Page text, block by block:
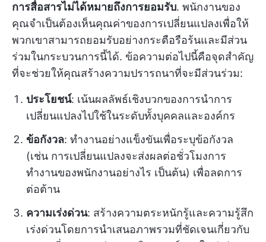
การสื่อสารไม่ได้หมายถึงการยอมรับ. พนักงานของ
คุณจำเป็นต้องเห็นคุณค่าของการเปลี่ยนแปลงเพื่อให้
พวกเขาสามารถยอมรับอย่างกระตือรือร้นและมีส่วน
ร่วมในกระบวนการนี้ได้. ข้อความต่อไปนี้คือจุดสำคัญ
ที่จะช่วยให้คุณสร้างความปรารถนาที่จะมีส่วนร่วม:
ประโยชน์: เน้นผลลัพธ์เชิงบวกของการนำการ
เปลี่ยนแปลงไปใช้ในระดับทั้งบุคคลและองค์กร
ข้อกังวล: ทำงานอย่างแข็งขันเพื่อระบุข้อกังวล
(เช่น การเปลี่ยนแปลงจะส่งผลต่อชั่วโมงการ
ทำงานของพนักงานอย่างไร เป็นต้น) เพื่อลดการ
ต่อต้าน
ความเร่งด่วน: สร้างความตระหนักรู้และความรู้สึก
เร่งด่วนโดยการนำเสนอภาพรวมที่ชัดเจนเกี่ยวกับ